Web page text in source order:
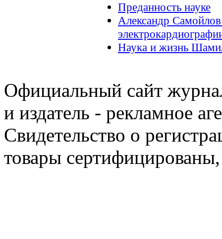
Преданность науке
Александр
Наука и жизнь
Официальный сайт
и издатель - рекламное
Свидетельство о
товары